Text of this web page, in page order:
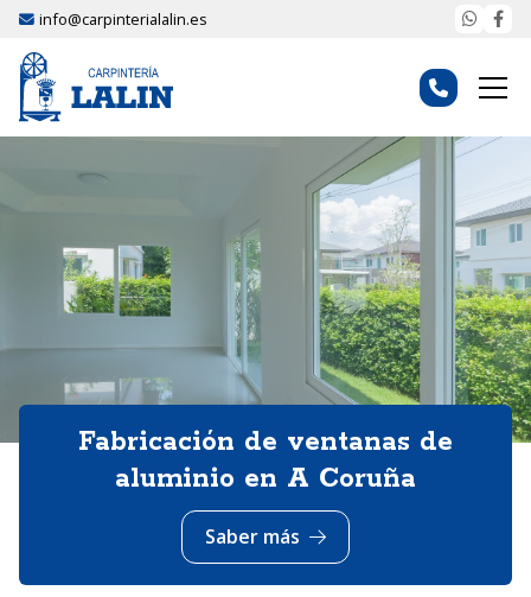
info@carpinterialalin.es
Fabricación de ventanas de
aluminio en A Coruña
Saber más